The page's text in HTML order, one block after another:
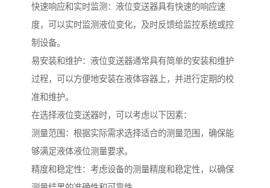
快速响应和实时监测：液位变送器具有快速的响应速
度，可以实时监测液位变化，及时反馈给监控系统或控
制设备。
易安装和维护：液位变送器通常具有简单的安装和维护
过程，可以方便地安装在液体容器上，并进行定期的校
准和维护。
在选择液位变送器时，可以考虑以下因素：
测量范围：根据实际需求选择适合的测量范围，确保能
够满足液体液位测量要求。
精度和稳定性：考虑设备的测量精度和稳定性，以确保